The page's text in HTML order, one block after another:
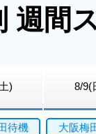
週間
) 8/9(
待機
大阪梅